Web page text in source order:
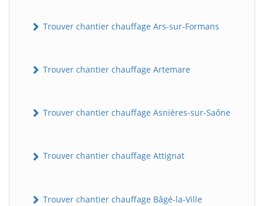
Trouver chantier chauffage Ars-sur-Formans
Trouver chantier chauffage Artemare
Trouver chantier chauffage Asnières-sur-Saône
Trouver chantier chauffage Attignat
Trouver chantier chauffage Bâgé-la-Ville